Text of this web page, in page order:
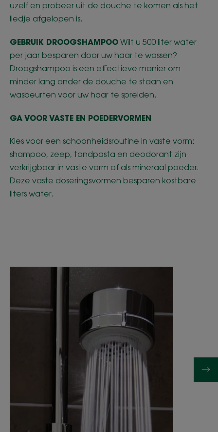
uzelf en probeer uit de douche te komen als het
liedje afgelopen is.
GEBRUIK DROOGSHAMPOO Wilt u 500 liter water
per jaar besparen door uw haar te wassen?
Droogshampoo is een effectieve manier om
minder lang onder de douche te staan en
wasbeurten voor uw haar te spreiden.
GA VOOR VASTE EN POEDERVORMEN
Kies voor een schoonheidsroutine in vaste vorm:
shampoo, zeep, tandpasta en deodorant zijn
verkrijgbaar in vaste vorm of als mineraal poeder.
Deze vaste doseringsvormen besparen kostbare
liters water.